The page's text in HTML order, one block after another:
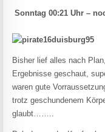
Sonntag 00:21 Uhr –
Bisher lief alles nach
Ergebnisse geschaut,
waren gute
trotz geschundenem
glaubt……..